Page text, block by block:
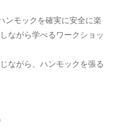
ンモックを確実に安全に楽
ながら学べるワークショッ
ながら、ハンモックを張る